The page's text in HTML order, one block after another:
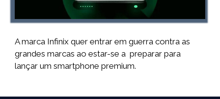
A marca Infinix quer entrar em guerra contra as
grandes marcas ao estar-se a preparar para
lançar um smartphone premium.